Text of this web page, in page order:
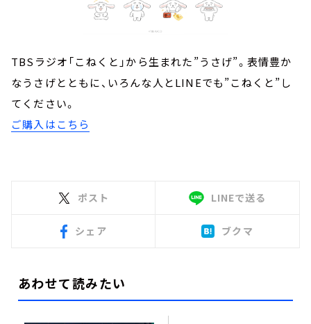
TBSラジオ「こねくと」から生まれた”うさげ”。表情豊か
なうさげとともに、いろんな人とLINEでも”こねくと”し
てください。
ご購入はこちら
ポスト LINEで送る
シェア ブクマ
あわせて読みたい